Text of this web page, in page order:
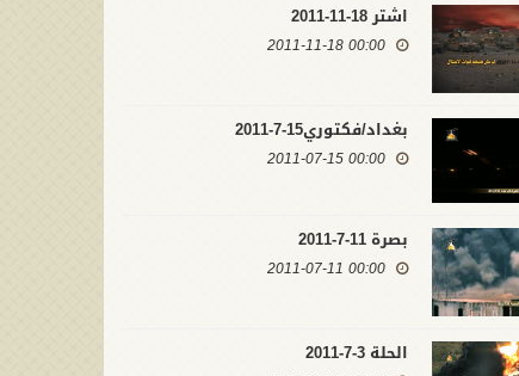
اشتر 18-11-2011
00:00 2011-11-18
بغداد/فكتوري15-7-2011
00:00 2011-07-15
بصرة 11-7-2011
00:00 2011-07-11
الحلة 3-7-2011